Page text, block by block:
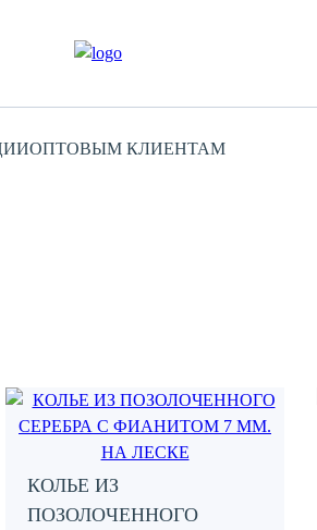
ОПТОВЫМ КЛИЕНТАМ
КОЛЬЕ ИЗ
ПОЗОЛОЧЕННОГО
Этот
товар
несколько